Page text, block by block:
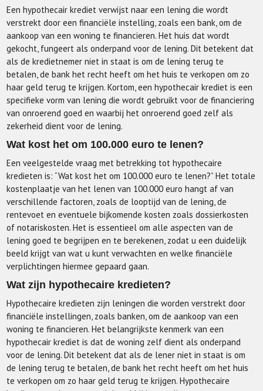
Een hypothecair krediet verwijst naar een lening die wordt
verstrekt door een financiële instelling, zoals een bank, om de
aankoop van een woning te financieren. Het huis dat wordt
gekocht, fungeert als onderpand voor de lening. Dit betekent dat
als de kredietnemer niet in staat is om de lening terug te
betalen, de bank het recht heeft om het huis te verkopen om zo
haar geld terug te krijgen. Kortom, een hypothecair krediet is een
specifieke vorm van lening die wordt gebruikt voor de financiering
van onroerend goed en waarbij het onroerend goed zelf als
zekerheid dient voor de lening.
Wat kost het om 100.000 euro te lenen?
Een veelgestelde vraag met betrekking tot hypothecaire
kredieten is: “Wat kost het om 100.000 euro te lenen?” Het totale
kostenplaatje van het lenen van 100.000 euro hangt af van
verschillende factoren, zoals de looptijd van de lening, de
rentevoet en eventuele bijkomende kosten zoals dossierkosten
of notariskosten. Het is essentieel om alle aspecten van de
lening goed te begrijpen en te berekenen, zodat u een duidelijk
beeld krijgt van wat u kunt verwachten en welke financiële
verplichtingen hiermee gepaard gaan.
Wat zijn hypothecaire kredieten?
Hypothecaire kredieten zijn leningen die worden verstrekt door
financiële instellingen, zoals banken, om de aankoop van een
woning te financieren. Het belangrijkste kenmerk van een
hypothecair krediet is dat de woning zelf dient als onderpand
voor de lening. Dit betekent dat als de lener niet in staat is om
de lening terug te betalen, de bank het recht heeft om het huis
te verkopen om zo haar geld terug te krijgen. Hypothecaire